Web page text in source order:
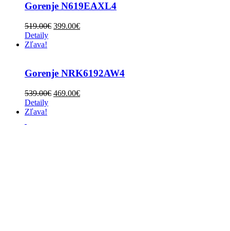
Gorenje N619EAXL4
519.00€ 399.00€
Detaily
Zľava!
Gorenje NRK6192AW4
539.00€ 469.00€
Detaily
Zľava!